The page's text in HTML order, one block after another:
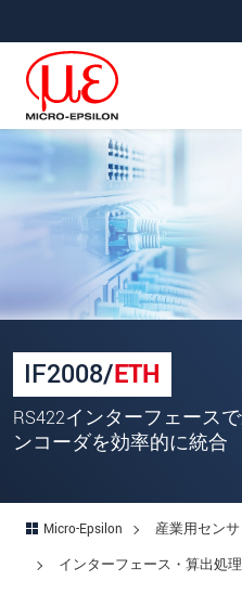
IF2008/ETH
RS422インターフェース
ンコーダを効率的に統合
Micro-Epsilon
産業用センサ
インターフェース・算出処
あなたのリクエ
姓*
会社名*
所在地
郵便番号
所在地*